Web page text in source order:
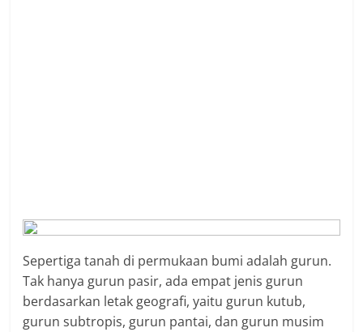
Sepertiga tanah di permukaan bumi adalah gurun.
Tak hanya gurun pasir, ada empat jenis gurun
berdasarkan letak geografi, yaitu gurun kutub,
gurun subtropis, gurun pantai, dan gurun musim